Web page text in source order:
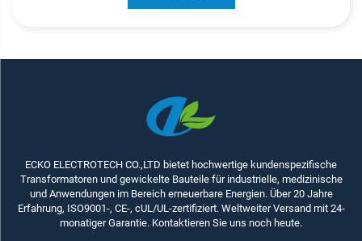
ECKO ELECTROTECH CO.,LTD bietet hochwertige kundenspezifische
Transformatoren und gewickelte Bauteile für industrielle, medizinische
und Anwendungen im Bereich erneuerbare Energien. Über 20 Jahre
Erfahrung, ISO9001-, CE-, cUL/UL-zertifiziert. Weltweiter Versand mit 24-
monatiger Garantie. Kontaktieren Sie uns noch heute.